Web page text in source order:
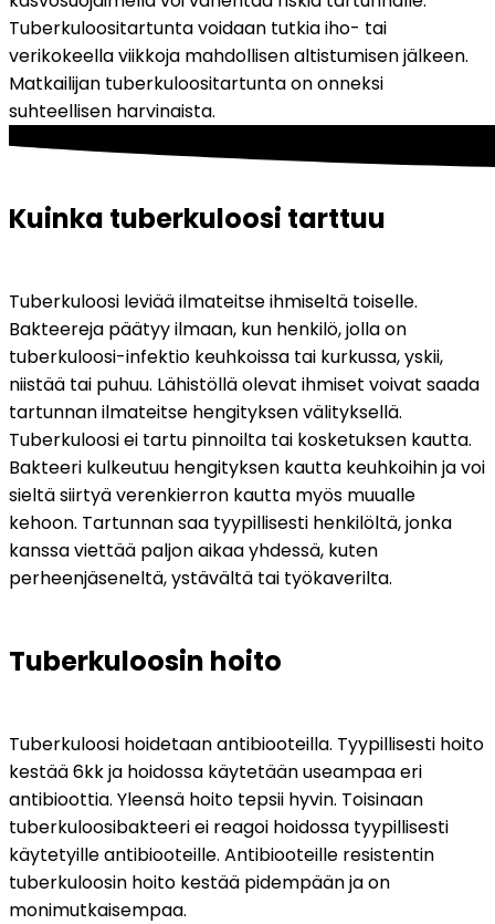
Tuberkuloositartunta voidaan tutkia iho- tai
verikokeella viikkoja mahdollisen altistumisen jälkeen.
Matkailijan tuberkuloositartunta on onneksi
suhteellisen harvinaista.
Kuinka tuberkuloosi tarttuu
Tuberkuloosi leviää ilmateitse ihmiseltä toiselle.
Bakteereja päätyy ilmaan, kun henkilö, jolla on
tuberkuloosi-infektio keuhkoissa tai kurkussa, yskii,
niistää tai puhuu. Lähistöllä olevat ihmiset voivat saada
tartunnan ilmateitse hengityksen välityksellä.
Tuberkuloosi ei tartu pinnoilta tai kosketuksen kautta.
Bakteeri kulkeutuu hengityksen kautta keuhkoihin ja voi
sieltä siirtyä verenkierron kautta myös muualle
kehoon. Tartunnan saa tyypillisesti henkilöltä, jonka
kanssa viettää paljon aikaa yhdessä, kuten
perheenjäseneltä, ystävältä tai työkaverilta.
Tuberkuloosin hoito
Tuberkuloosi hoidetaan antibiooteilla. Tyypillisesti hoito
kestää 6kk ja hoidossa käytetään useampaa eri
antibioottia. Yleensä hoito tepsii hyvin. Toisinaan
tuberkuloosibakteeri ei reagoi hoidossa tyypillisesti
käytetyille antibiooteille. Antibiooteille resistentin
tuberkuloosin hoito kestää pidempään ja on
monimutkaisempaa.